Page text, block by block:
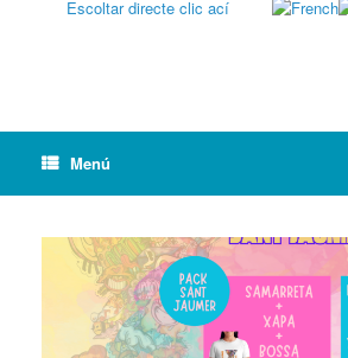
Escoltar directe clic ací
Menú